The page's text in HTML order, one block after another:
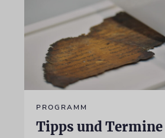
PROGRAMM
Tipps und Termine